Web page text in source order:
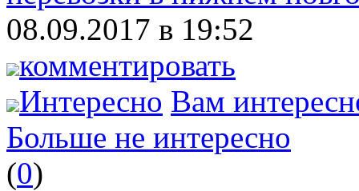
08.09.2017 в 19:52
комментировать
Интересно Вам
Больше не интересно
(0)